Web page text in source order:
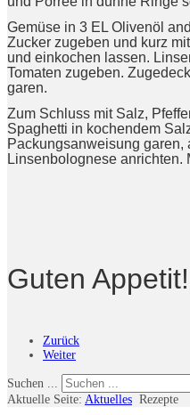
Gemüse in 3 EL Olivenöl
Zucker zugeben und kurz
und einkochen lassen.
Tomaten zugeben.
garen.
Zum Schluss mit Salz,
Spaghetti in kochendem
Packungsanweisung garen,
Linsenbolognese anrichten.
Guten Appetit!
Zurück
Weiter
Suchen ...
Aktuelle Seite: Aktuelles Rezepte